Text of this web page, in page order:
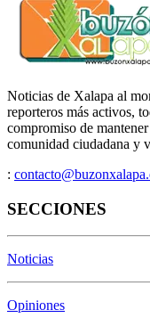
Noticias de Xalapa al
reporteros más activos,
compromiso de
comunidad ciudadana y
:
SECCIONES
Noticias
Opiniones